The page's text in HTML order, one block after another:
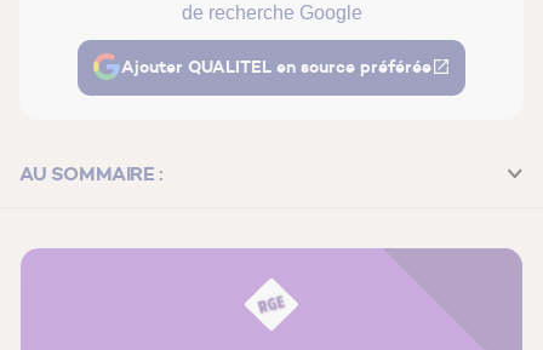
de recherche Google
Ajouter QUALITEL en source préférée
AU SOMMAIRE :